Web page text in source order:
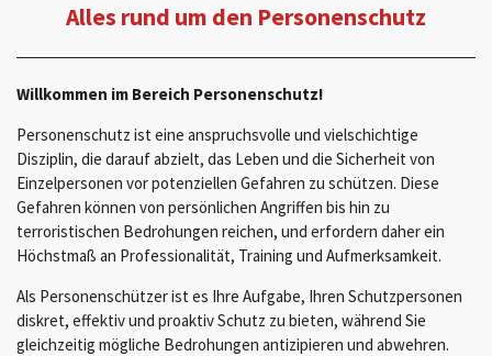
Alles rund um den Personenschutz
Willkommen im Bereich Personenschutz!
Personenschutz ist eine anspruchsvolle und vielschichtige
Disziplin, die darauf abzielt, das Leben und die Sicherheit von
Einzelpersonen vor potenziellen Gefahren zu schützen. Diese
Gefahren können von persönlichen Angriffen bis hin zu
terroristischen Bedrohungen reichen, und erfordern daher ein
Höchstmaß an Professionalität, Training und Aufmerksamkeit.
Als Personenschützer ist es Ihre Aufgabe, Ihren Schutzpersonen
diskret, effektiv und proaktiv Schutz zu bieten, während Sie
gleichzeitig mögliche Bedrohungen antizipieren und abwehren.